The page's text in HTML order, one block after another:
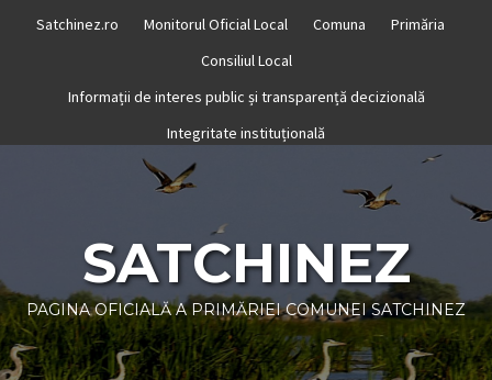
Satchinez.ro Monitorul Oficial Local Comuna
Primăria
Consiliul Local
Informații de interes public și transparență decizională
Integritate instituțională
SATCHINEZ
PAGINA OFICIALĂ A PRIMĂRIEI COMUNEI SATCHINEZ